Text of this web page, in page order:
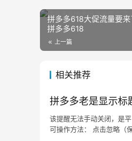
拼多多618大促流量要
拼多多618
上一篇
相关推荐
拼多多老是显示标
该提醒无法手动关闭，是
可操作方法： 点击忽略（